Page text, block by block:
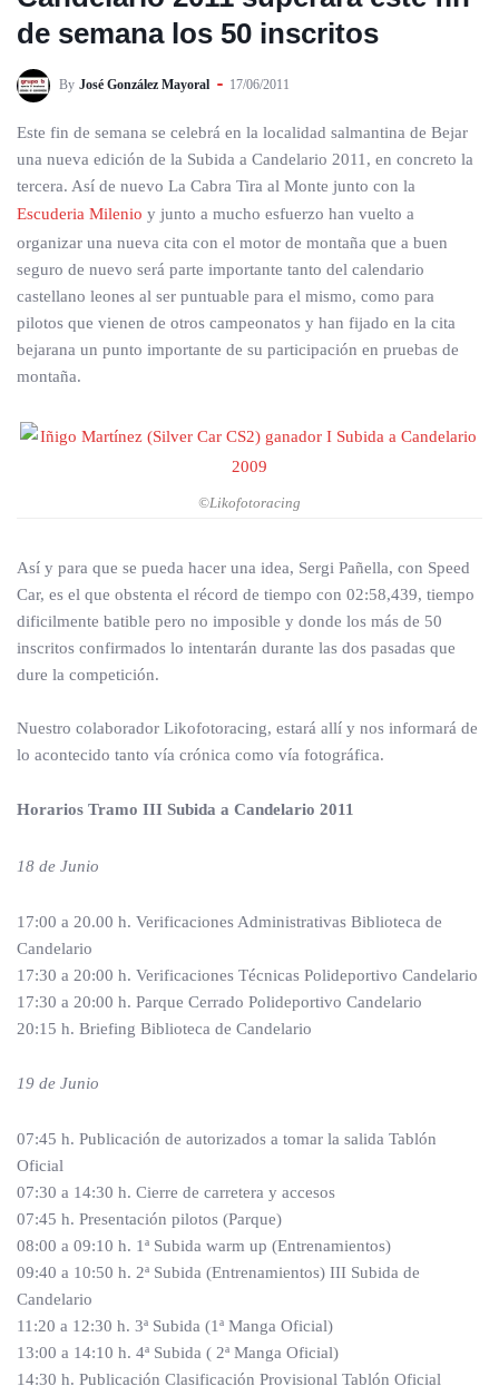
de semana los 50 inscritos
By José González Mayoral 17/06/2011
Este fin de semana se celebrá en la localidad salmantina de Bejar
una nueva edición de la Subida a Candelario 2011, en concreto la
tercera. Así de nuevo La Cabra Tira al Monte junto con la
Escuderia Milenio y junto a mucho esfuerzo han vuelto a
organizar una nueva cita con el motor de montaña que a buen
seguro de nuevo será parte importante tanto del calendario
castellano leones al ser puntuable para el mismo, como para
pilotos que vienen de otros campeonatos y han fijado en la cita
bejarana un punto importante de su participación en pruebas de
montaña.
©Likofotoracing
Así y para que se pueda hacer una idea, Sergi Pañella, con Speed
Car, es el que obstenta el récord de tiempo con 02:58,439, tiempo
dificilmente batible pero no imposible y donde los más de 50
inscritos confirmados lo intentarán durante las dos pasadas que
dure la competición.
Nuestro colaborador Likofotoracing, estará allí y nos informará de
lo acontecido tanto vía crónica como vía fotográfica.
Horarios Tramo III Subida a Candelario 2011
18 de Junio
17:00 a 20.00 h. Verificaciones Administrativas Biblioteca de
Candelario
17:30 a 20:00 h. Verificaciones Técnicas Polideportivo Candelario
17:30 a 20:00 h. Parque Cerrado Polideportivo Candelario
20:15 h. Briefing Biblioteca de Candelario
19 de Junio
07:45 h. Publicación de autorizados a tomar la salida Tablón
Oficial
07:30 a 14:30 h. Cierre de carretera y accesos
07:45 h. Presentación pilotos (Parque)
08:00 a 09:10 h. 1ª Subida warm up (Entrenamientos)
09:40 a 10:50 h. 2ª Subida (Entrenamientos) III Subida de
Candelario
11:20 a 12:30 h. 3ª Subida (1ª Manga Oficial)
13:00 a 14:10 h. 4ª Subida ( 2ª Manga Oficial)
14:30 h. Publicación Clasificación Provisional Tablón Oficial